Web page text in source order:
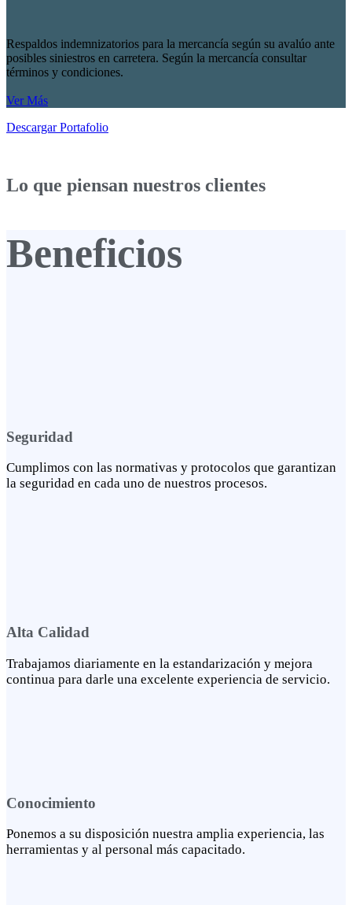
Respaldos indemnizatorios para la mercancía según su avalúo ante
posibles siniestros en carretera. Según la mercancía consultar
términos y condiciones.
Ver Más
Descargar Portafolio
Lo que piensan nuestros clientes
Beneficios
Seguridad
Cumplimos con las normativas y protocolos que garantizan
la seguridad en cada uno de nuestros procesos.
Alta Calidad
Trabajamos diariamente en la estandarización y mejora
continua para darle una excelente experiencia de servicio.
Conocimiento
Ponemos a su disposición nuestra amplia experiencia, las
herramientas y al personal más capacitado.